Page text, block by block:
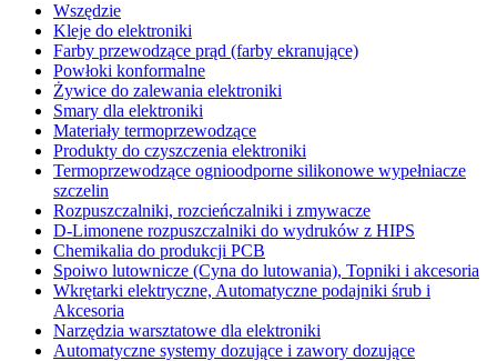
Wszędzie
Kleje do elektroniki
Farby przewodzące prąd (farby ekranujące)
Powłoki konformalne
Żywice do zalewania elektroniki
Smary dla elektroniki
Materiały termoprzewodzące
Produkty do czyszczenia elektroniki
Termoprzewodzące ognioodporne silikonowe wypełniacze
szczelin
Rozpuszczalniki, rozcieńczalniki i zmywacze
D-Limonene rozpuszczalniki do wydruków z HIPS
Chemikalia do produkcji PCB
Spoiwo lutownicze (Cyna do lutowania), Topniki i akcesoria
Wkrętarki elektryczne, Automatyczne podajniki śrub i
Akcesoria
Narzędzia warsztatowe dla elektroniki
Automatyczne systemy dozujące i zawory dozujące